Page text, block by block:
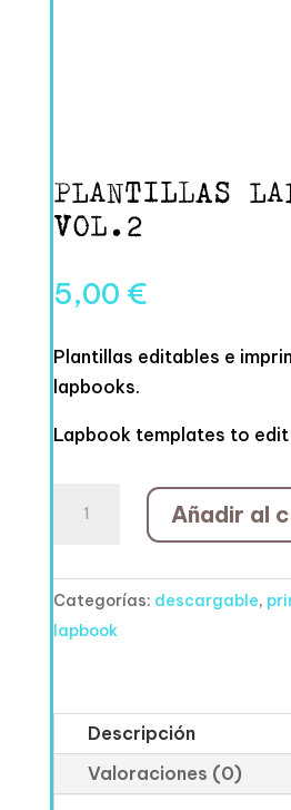
PLANTILLAS
VOL.2
5,00 €
Plantillas editables e
lapbooks.
Lapbook templates to edit
PLANTILLAS
LAPBOOKS
cantidad
Añadir al
Categorías: descargable,
lapbook
Descripción
Valoraciones (0)